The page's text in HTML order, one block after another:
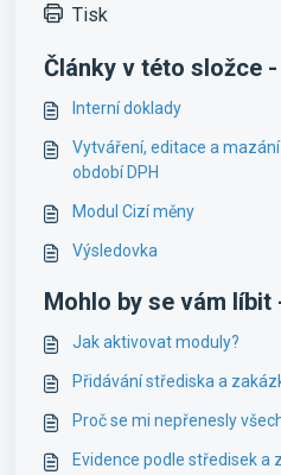
Tisk
Články v této složce -
Interní doklady
Vytváření, editace a
období DPH
Modul Cizí měny
Výsledovka
Mohlo by se vám líbit
Jak aktivovat moduly?
Přidávání střediska a
Proč se mi nepřenesly
Evidence podle středisek a